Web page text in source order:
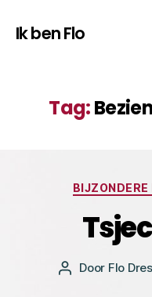
Ik ben Flo
Tag:
BIJZONDERE
Bericht
Door Flo